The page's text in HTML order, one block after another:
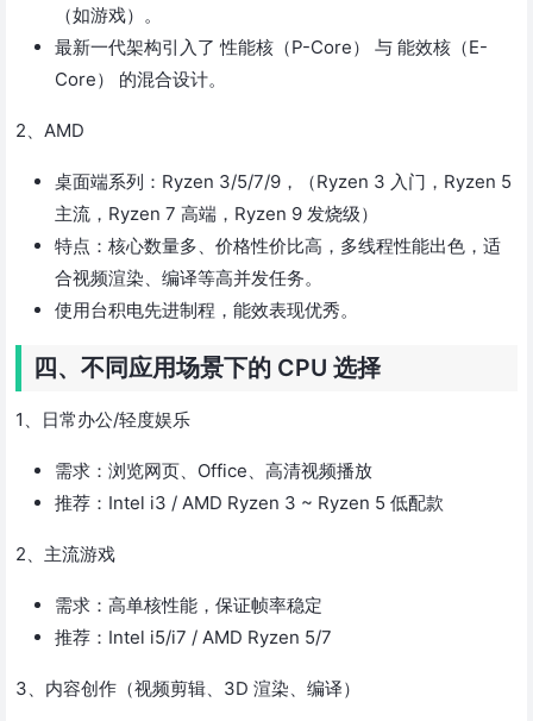
（如游戏）。
最新一代架构引入了 性能核（P-Core） 与 能效核（E-
Core） 的混合设计。
2、AMD
桌面端系列：Ryzen 3/5/7/9，（Ryzen 3 入门，Ryzen 5
主流，Ryzen 7 高端，Ryzen 9 发烧级）
特点：核心数量多、价格性价比高，多线程性能出色，适
合视频渲染、编译等高并发任务。
使用台积电先进制程，能效表现优秀。
四、不同应用场景下的 CPU 选择
1、日常办公/轻度娱乐
需求：浏览网页、Office、高清视频播放
推荐：Intel i3 / AMD Ryzen 3 ~ Ryzen 5 低配款
2、主流游戏
需求：高单核性能，保证帧率稳定
推荐：Intel i5/i7 / AMD Ryzen 5/7
3、内容创作（视频剪辑、3D 渲染、编译）